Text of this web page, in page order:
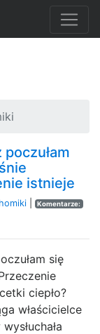
istnieje
| Komentarze:
się
ciepło?
właścicielce